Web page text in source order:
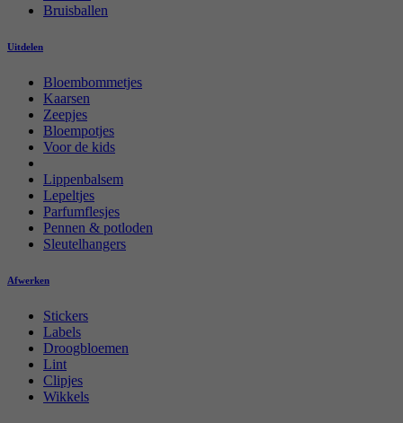
Bruisballen
Uitdelen
Bloembommetjes
Kaarsen
Zeepjes
Bloempotjes
Voor de kids
Lippenbalsem
Lepeltjes
Parfumflesjes
Pennen & potloden
Sleutelhangers
Afwerken
Stickers
Labels
Droogbloemen
Lint
Clipjes
Wikkels